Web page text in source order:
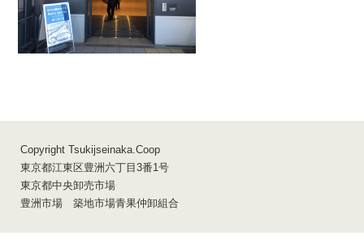
お問い合わせ
Copyright Tsukijseinaka.Coop
東京都江東区豊洲六丁目3番1号
東京都中央卸売市場
豊洲市場 築地市場青果仲卸組合